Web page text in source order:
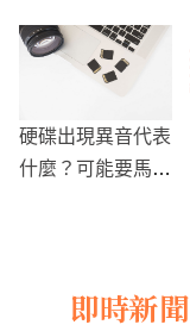
硬碟出現異音代表
什麼？可能要馬上
即時新聞